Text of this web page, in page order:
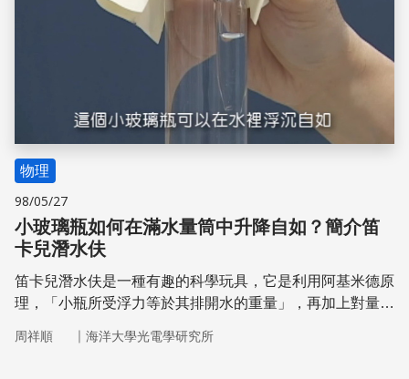
物理
98/05/27
小玻璃瓶如何在滿水量筒中升降自如？簡介笛
卡兒潛水伕
笛卡兒潛水伕是一種有趣的科學玩具，它是利用阿基米德原
理，「小瓶所受浮力等於其排開水的重量」，再加上對量筒
讓我們瞧瞧笛卡兒潛水夫怎麼在量筒中浮沉自如吧！
周祥順 ｜ 海洋大學光電學研究所